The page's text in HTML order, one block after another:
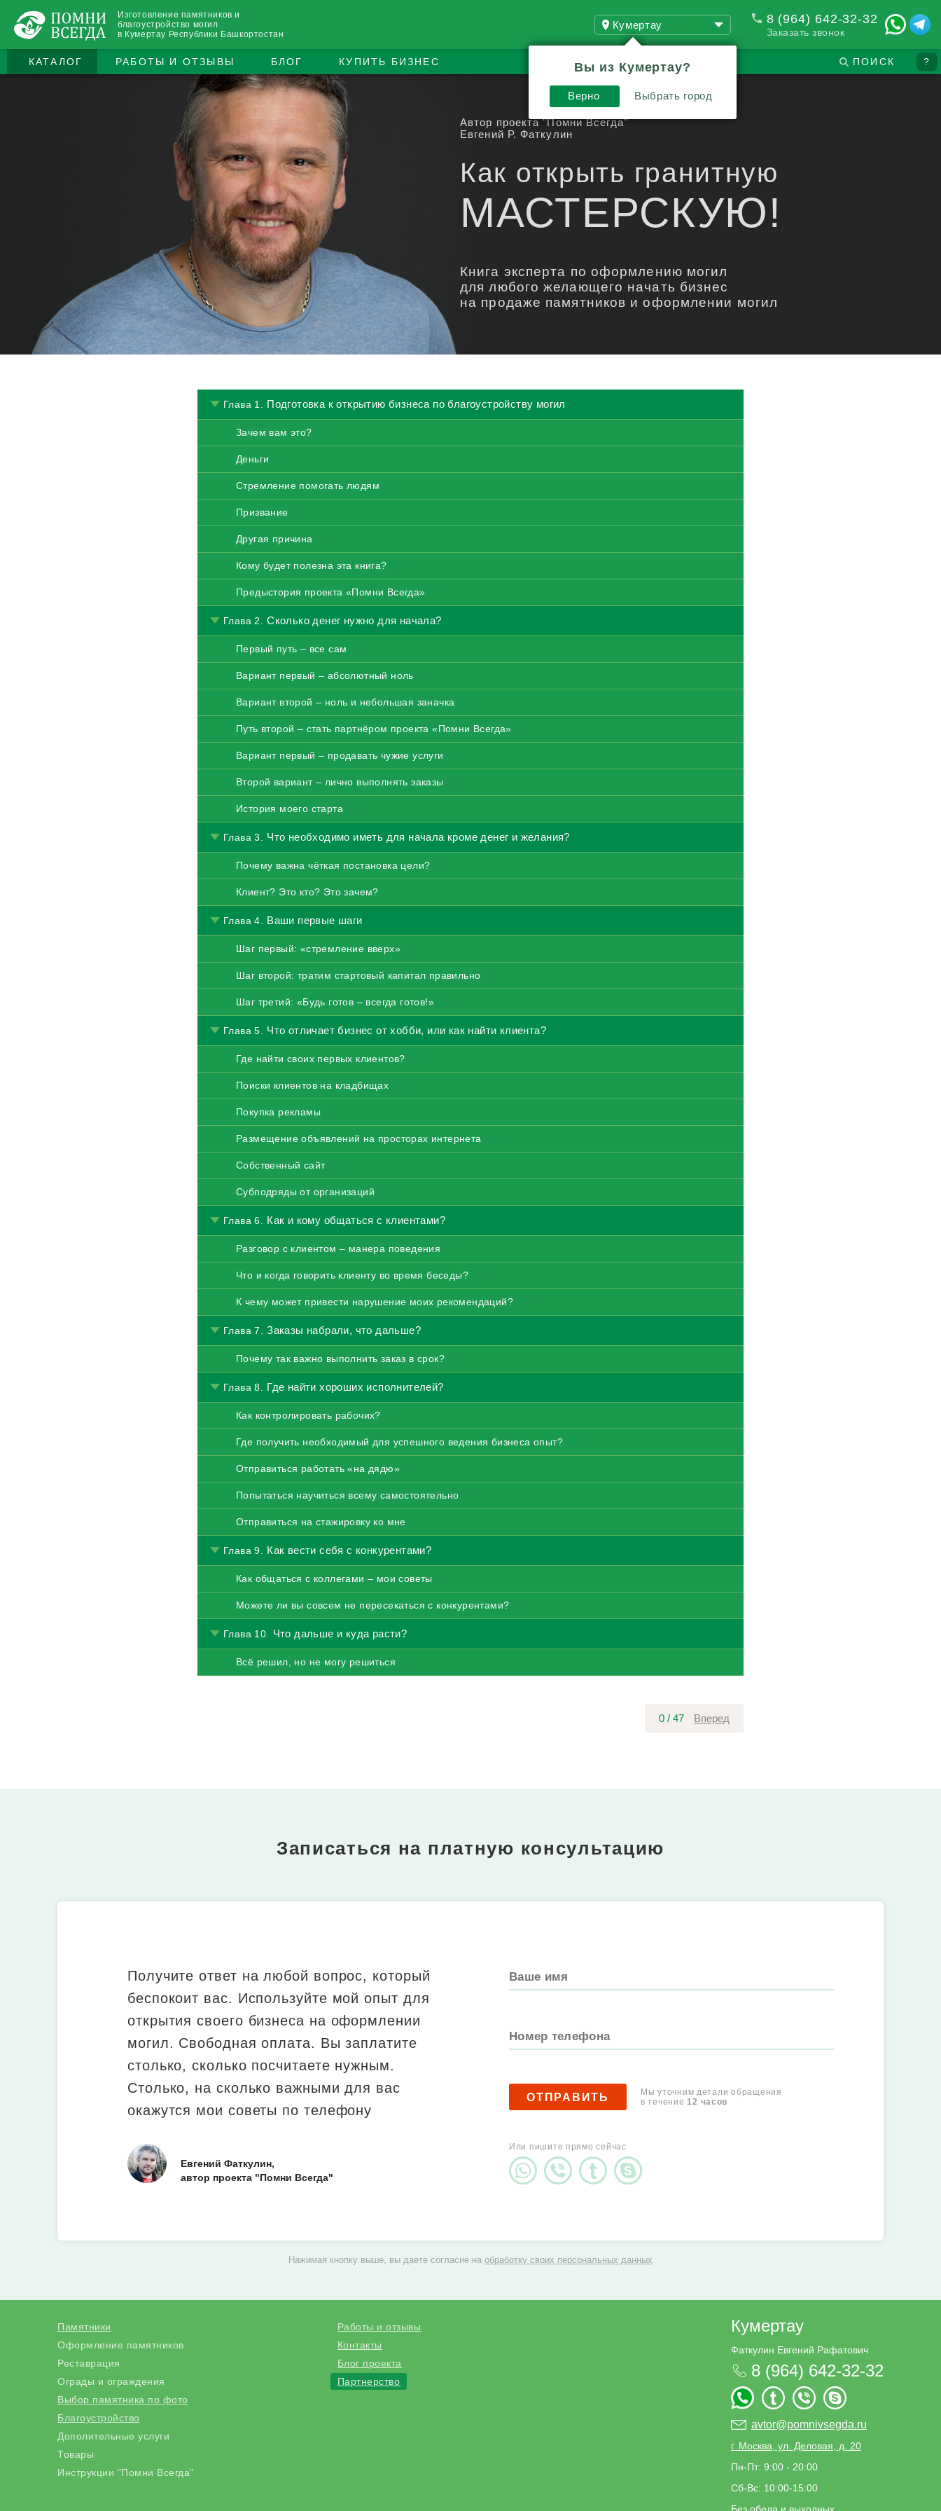
Изготовление памятников и
благоустройство могил
в Кумертау Республики Башкортостан
8 (964) 642-32-32
Заказать звонок
Кумертау
КАТАЛОГ РАБОТЫ И ОТЗЫВЫ БЛОГ КУПИТЬ БИЗНЕС ?
ПОИСК
Автор проекта "Помни Всегда"
Евгений Р. Фаткулин
Как открыть гранитную
МАСТЕРСКУЮ!
Книга эксперта по оформлению могил
для любого желающего начать бизнес
на продаже памятников и оформлении могил
Глава 1. Подготовка к открытию бизнеса по благоустройству могил
Зачем вам это?
Деньги
Стремление помогать людям
Призвание
Другая причина
Кому будет полезна эта книга?
Предыстория проекта «Помни Всегда»
Глава 2. Сколько денег нужно для начала?
Первый путь – все сам
Вариант первый – абсолютный ноль
Вариант второй – ноль и небольшая заначка
Путь второй – стать партнёром проекта «Помни Всегда»
Вариант первый – продавать чужие услуги
Второй вариант – лично выполнять заказы
История моего старта
Глава 3. Что необходимо иметь для начала кроме денег и желания?
Почему важна чёткая постановка цели?
Клиент? Это кто? Это зачем?
Глава 4. Ваши первые шаги
Шаг первый: «стремление вверх»
Шаг второй: тратим стартовый капитал правильно
Шаг третий: «Будь готов – всегда готов!»
Глава 5. Что отличает бизнес от хобби, или как найти клиента?
Где найти своих первых клиентов?
Поиски клиентов на кладбищах
Покупка рекламы
Размещение объявлений на просторах интернета
Собственный сайт
Субподряды от организаций
Глава 6. Как и кому общаться с клиентами?
Разговор с клиентом – манера поведения
Что и когда говорить клиенту во время беседы?
К чему может привести нарушение моих рекомендаций?
Глава 7. Заказы набрали, что дальше?
Почему так важно выполнить заказ в срок?
Глава 8. Где найти хороших исполнителей?
Как контролировать рабочих?
Где получить необходимый для успешного ведения бизнеса опыт?
Отправиться работать «на дядю»
Попытаться научиться всему самостоятельно
Отправиться на стажировку ко мне
Глава 9. Как вести себя с конкурентами?
Как общаться с коллегами – мои советы
Можете ли вы совсем не пересекаться с конкурентами?
Глава 10. Что дальше и куда расти?
Всё решил, но не могу решиться
0/ 47 Вперед
Записаться на платную консультацию
Получите ответ на любой вопрос, который
беспокоит вас. Используйте мой опыт для
открытия своего бизнеса на оформлении
могил. Свободная оплата. Вы заплатите
столько, сколько посчитаете нужным.
Столько, на сколько важными для вас
окажутся мои советы по телефону
Евгений Фаткулин,
автор проекта "Помни Всегда"
ОТПРАВИТЬ
Мы уточним детали обращения
в течение12 часов
Или пишите прямо сейчас
Нажимая кнопку выше, вы даете согласие на обработку своих персональных данных
Вы из Кумертау?
Верно Выбрать город
Памятники
Оформление памятников
Реставрация
Ограды и ограждения
Выбор памятника по фото
Благоустройство
Дополительные услуги
Товары
Инструкции "Помни Всегда"
Работы и отзывы
Контакты
Блог проекта
Партнерство
Кумертау
Фаткулин Евгений Рафатович
8 (964) 642-32-32
avtor@pomnivsegda.ru
г. Москва, ул. Деловая, д. 20
Пн-Пт: 9:00 - 20:00
Сб-Вс: 10:00-15:00